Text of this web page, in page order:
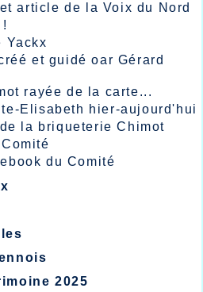
article de la Voix du Nord
Yackx
et guidé oar Gérard
rayée de la carte...
Elisabeth hier-aujourd'hui
la briqueterie Chimot
du Comité
2025